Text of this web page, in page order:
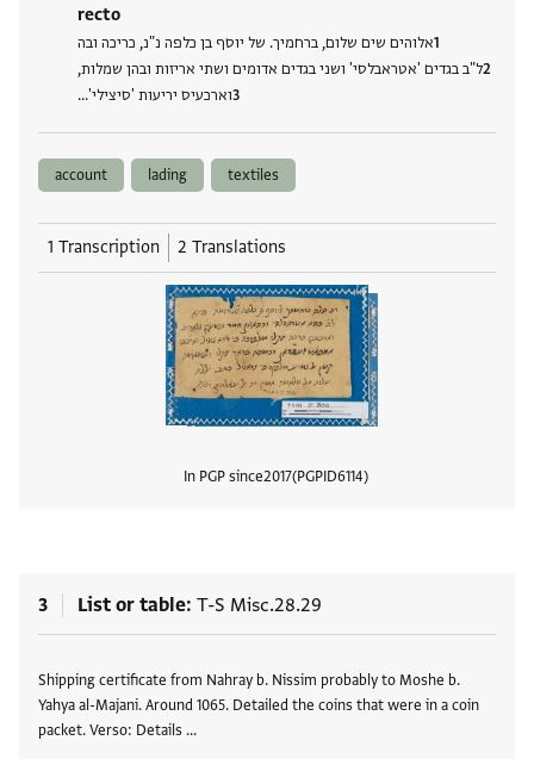
recto
אלוהים שים שלום, ברחמיך. של יוסף בן כלפה נ"נ, כריכה ובה
ל"ב בגדים 'אטראבלסי' ושני בגדים אדומים ושתי אריזות ובהן שמלות,
וארכעיס יריעות 'סיצילי'…
account lading textiles
1 Transcription 2 Translations
In PGP since2017 PGPID6114
3 List or table T-S Misc.28.29
Shipping certificate from Nahray b. Nissim probably to Moshe b.
Yahya al-Majani. Around 1065. Detailed the coins that were in a coin
packet. Verso: Details …